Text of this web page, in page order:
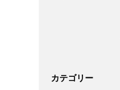
カテゴリー